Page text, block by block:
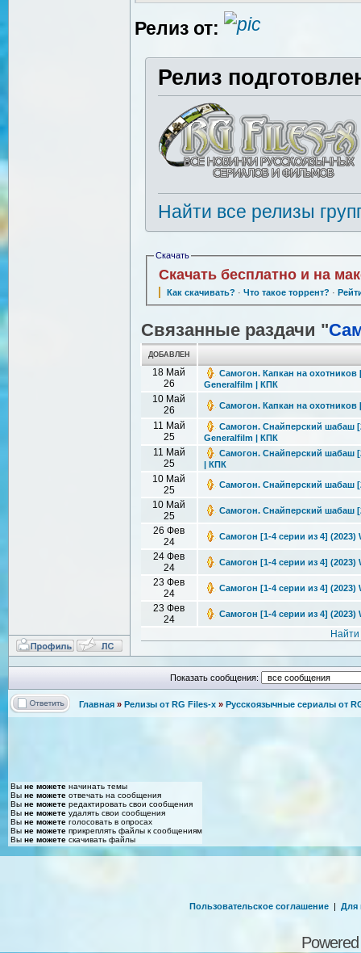
Релиз от:
Релиз
Найти все релизы
Скачать
Скачать бесплатно и на
Как скачивать? · Что такое торрент? ·
Связанные раздачи "
ДОБАВЛЕН
18 Май
26
Самогон. Капкан на охотников
Generalfilm | КПК
10 Май
26
Самогон. Капкан на охотников
11 Май
25
Самогон. Снайперский шабаш
Generalfilm | КПК
11 Май
25
Самогон. Снайперский шабаш
| КПК
10 Май
25
Самогон. Снайперский шабаш
10 Май
25
Самогон. Снайперский шабаш
26 Фев
24
Самогон [1-4 серии из 4] (2023)
24 Фев
24
Самогон [1-4 серии из 4] (2023)
23 Фев
24
Самогон [1-4 серии из 4] (2023)
23 Фев
24
Самогон [1-4 серии из 4] (2023)
Показать сообщения:
Главная » Релизы от RG Files-x » Русскоязычные сериалы от
Вы не можете начинать темы
Вы не можете отвечать на сообщения
Вы не можете редактировать свои сообщения
Вы не можете удалять свои сообщения
Вы не можете голосовать в опросах
Вы не можете прикреплять файлы к сообщениям
Вы не можете скачивать файлы
Пользовательское соглашение | Для